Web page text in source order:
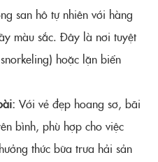
san hô tự nhiên với hàng
màu sắc. Đây là nơi tuyệt
hoặc lặn biển
Với vẻ đẹp hoang sơ, bãi
bình, phù hợp cho việc
thức bữa trưa hải sản